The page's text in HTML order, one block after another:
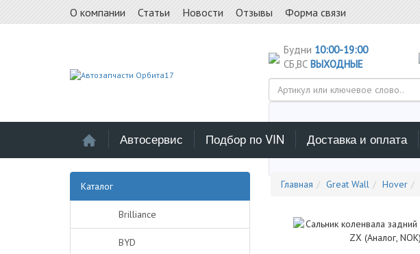
О компании Статьи Новости Отзывы Форма связи
Будни 10:00-19:00
СБ,ВС ВЫХОДНЫЕ
Выберите каталог поиска
Автосервис Подбор по VIN Доставка и оплата
Каталог
Brilliance
BYD
Главная Great Wall Hover